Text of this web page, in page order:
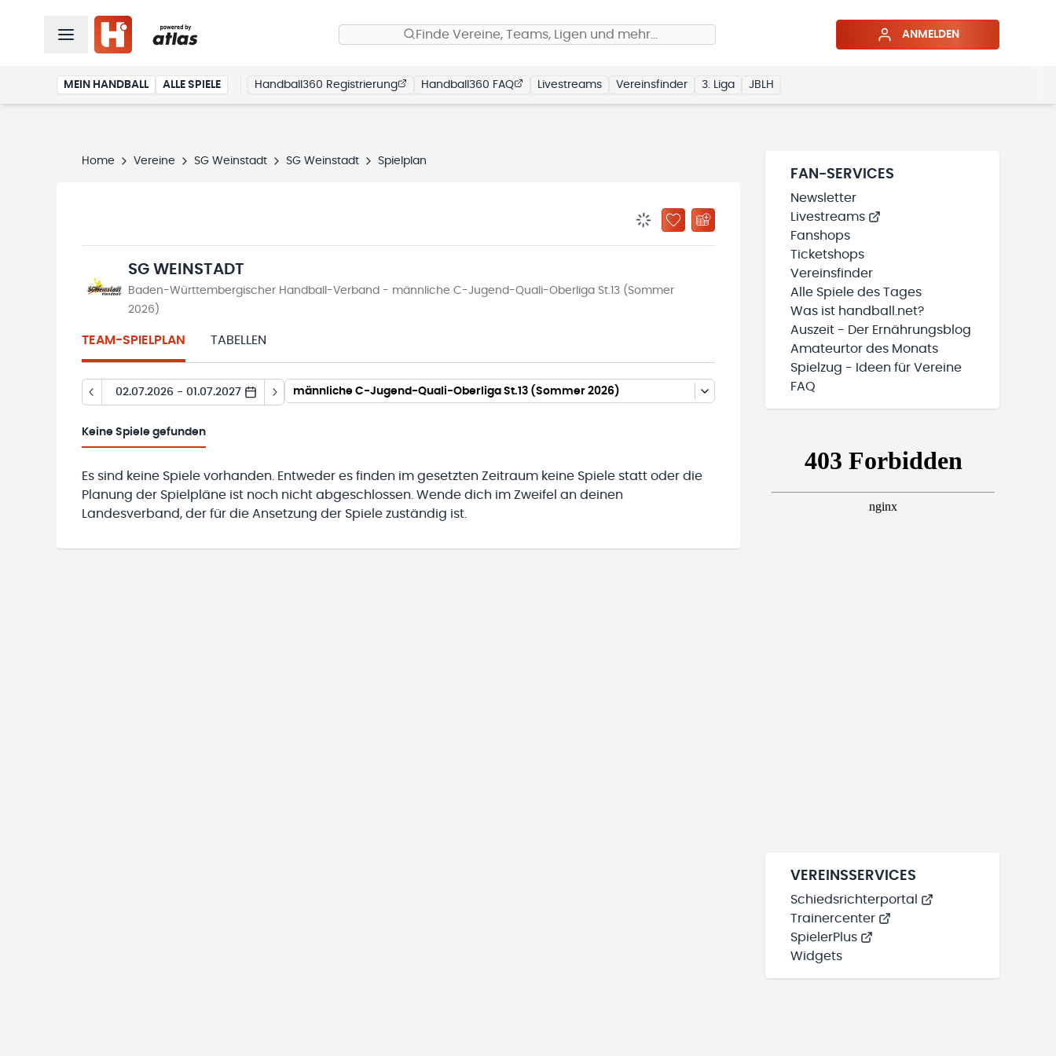
Finde Vereine, Teams, Ligen und mehr… ANMELDEN
MEIN HANDBALL ALLE SPIELE Handball360 Registrierung Handball360 FAQ Livestreams Vereinsfinder 3. Liga JBLH
Home Vereine SG Weinstadt SG Weinstadt Spielplan
BENACHRICHTIGUNGSSTATUS WIRD GELADEN
ZU „MEINE TEAMS“ HINZUFÜGEN
SG WEINSTADT
Baden-Württembergischer Handball-Verband - männliche C-Jugend-Quali-Oberliga St.13 (Sommer
2026)
TEAM-SPIELPLAN TABELLEN
02.07.2026 - 01.07.2027 männliche C-Jugend-Quali-Oberliga St.13 (Sommer 2026)
Keine Spiele gefunden
Es sind keine Spiele vorhanden. Entweder es finden im gesetzten Zeitraum keine Spiele statt oder die
Planung der Spielpläne ist noch nicht abgeschlossen. Wende dich im Zweifel an deinen
Landesverband, der für die Ansetzung der Spiele zuständig ist.
FAN-SERVICES
Newsletter
Livestreams
Fanshops
Ticketshops
Vereinsfinder
Alle Spiele des Tages
Was ist handball.net?
Auszeit - Der Ernährungsblog
Amateurtor des Monats
Spielzug - Ideen für Vereine
FAQ
VEREINSSERVICES
Schiedsrichterportal
Trainercenter
SpielerPlus
Widgets